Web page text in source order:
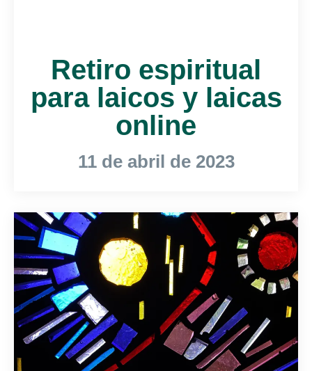
Retiro espiritual
para laicos y laicas
online
11 de abril de 2023